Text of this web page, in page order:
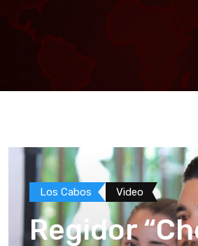
Los Cabos Video
Regidor